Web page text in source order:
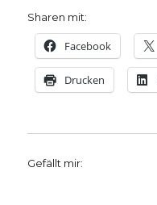
Sharen mit:
Facebook
Drucken
Gefällt mir: